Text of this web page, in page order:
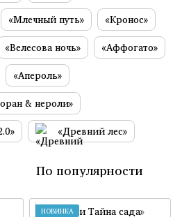
«Млечный путь»
«Кронос»
«Велесова ночь»
«Аффогато»
«Апероль»
& нероли»
«Древний лес»
По популярности
НОВИНКА